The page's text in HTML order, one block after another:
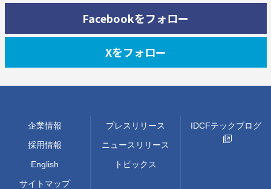
Facebookをフォロー
Xをフォロー
企業情報
採用情報
English
サイトマップ
プレスリリース
ニュースリリース
トピックス
IDCFテックブログ